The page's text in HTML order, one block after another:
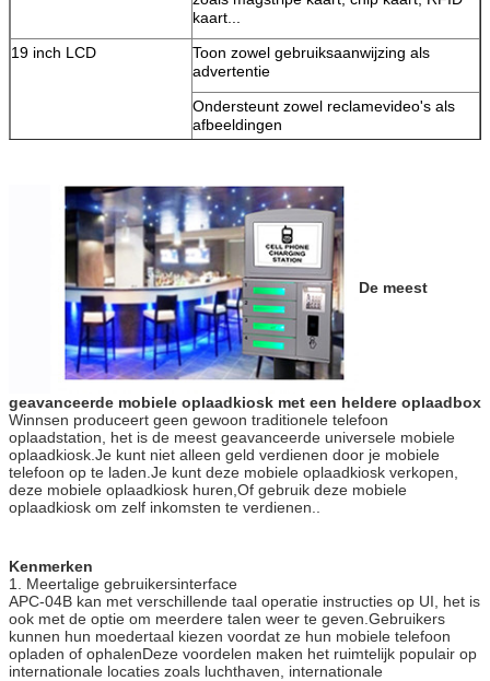
VERZENDEN
kaart...
19 inch LCD
Toon zowel gebruiksaanwijzing als
advertentie
Ondersteunt zowel reclamevideo's als
afbeeldingen
Ondersteuning van aangepaste
gebruikersinterface
19 inch touchscreen
Maak Winnsen mobiele laadkiosk
gebruiksvriendelijk
Computer
Stabiel industrieel computersysteem,
verminderen uw onderhoud tot een
minimum
Staalkarosserie
Goed kwalitatief stalen lichaam, stand
aangepast
Hardwareopties
Monetacceptor, rekeningacceptor,
kaartlezer, vingerafdrukscanner, barcode
scanner, kaartprinter
Wifi, 3G.
dan.
Werkspanning
100-240V, 50/60Hz
Werktemperatuur
0 ~ 50 °C
De meest
geavanceerde mobiele oplaadkiosk met een heldere oplaadbox
Winnsen produceert geen gewoon traditionele telefoon
oplaadstation, het is de meest geavanceerde universele mobiele
oplaadkiosk.Je kunt niet alleen geld verdienen door je mobiele
telefoon op te laden.Je kunt deze mobiele oplaadkiosk verkopen,
deze mobiele oplaadkiosk huren,Of gebruik deze mobiele
oplaadkiosk om zelf inkomsten te verdienen..
Kenmerken
1. Meertalige gebruikersinterface
APC-04B kan met verschillende taal operatie instructies op UI, het is
ook met de optie om meerdere talen weer te geven.Gebruikers
kunnen hun moedertaal kiezen voordat ze hun mobiele telefoon
opladen of ophalenDeze voordelen maken het ruimtelijk populair op
internationale locaties zoals luchthaven, internationale